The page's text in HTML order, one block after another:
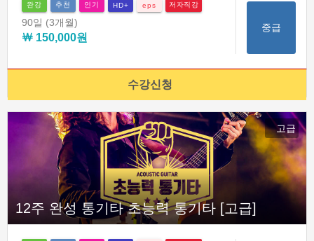
완강 추천 인기 HD+ eps 저자직강
90일 (3개월)
￦ 150,000원
중급
수강신청
고급
12주 완성 통기타 초능력 통기타 [고급]